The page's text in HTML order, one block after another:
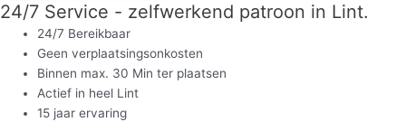
24/7 Service - zelfwerkend patroon in Lint.
24/7 Bereikbaar
Geen verplaatsingsonkosten
Binnen max. 30 Min ter plaatsen
Actief in heel Lint
15 jaar ervaring